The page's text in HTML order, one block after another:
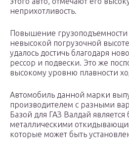
неприхотливость.
Повышение грузоподъемности
невысокой погрузочной
удалось достичь благодаря
рессор и подвески. Это же
высокому уровню плавности
Автомобиль данной марки
производителем с разными
Базой для ГАЗ Валдай является
металлическими
которые может быть